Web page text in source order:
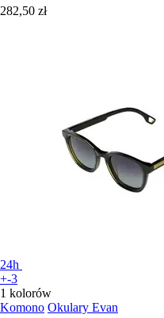
282,50 zł
24h
+-3
1 kolorów
Komono Okulary Evan